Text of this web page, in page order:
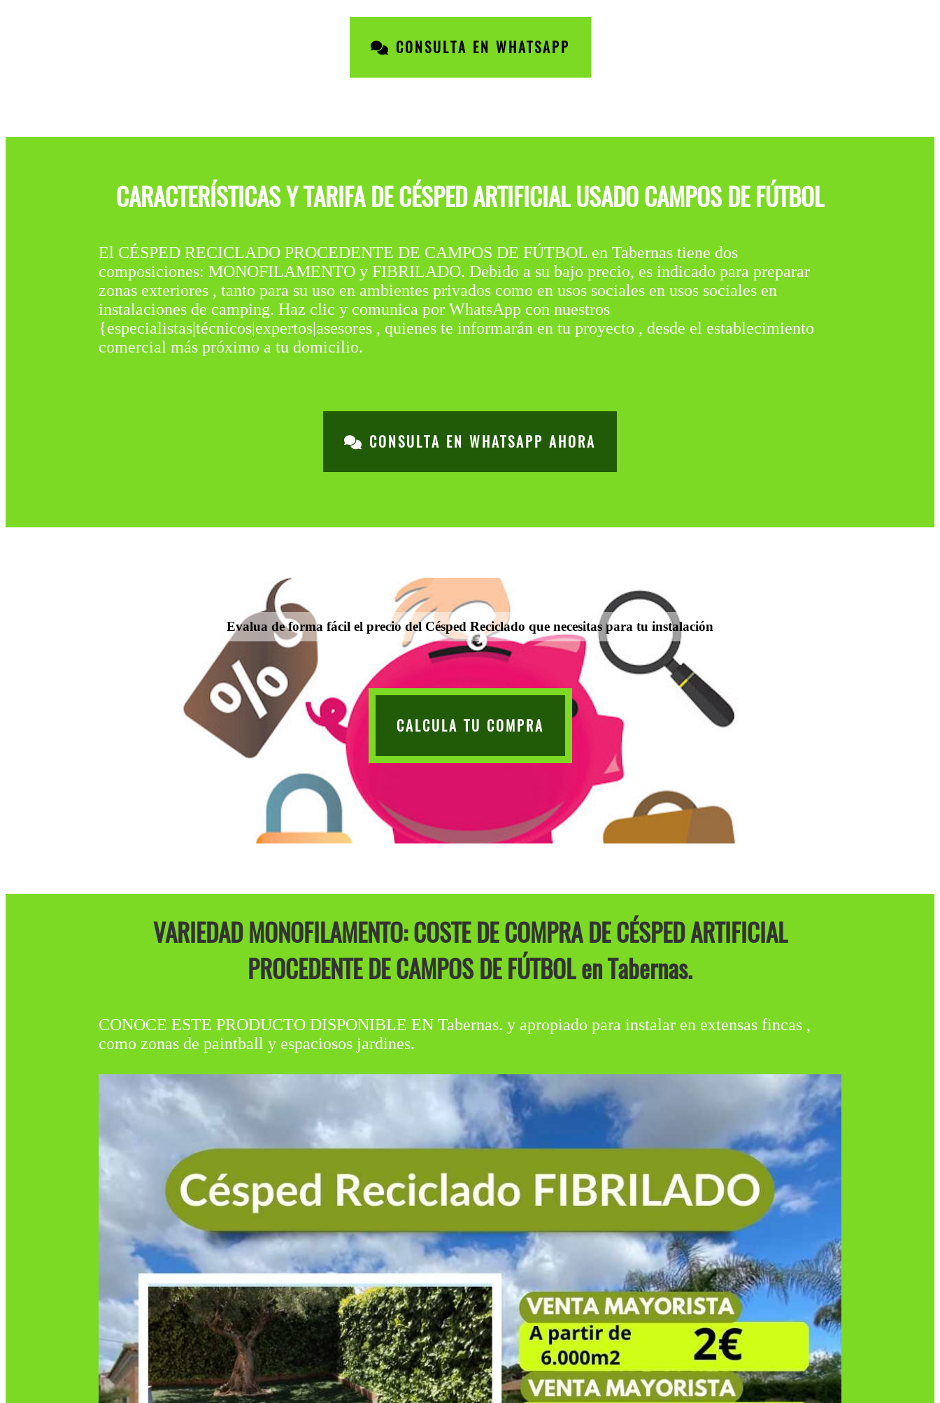
CONSULTA EN WHATSAPP
CARACTERÍSTICAS Y TARIFA DE CÉSPED ARTIFICIAL USADO CAMPOS DE FÚTBOL
El CÉSPED RECICLADO PROCEDENTE DE CAMPOS DE FÚTBOL en Tabernas tiene dos
composiciones: MONOFILAMENTO y FIBRILADO. Debido a su bajo precio, es indicado para preparar
zonas exteriores , tanto para su uso en ambientes privados como en usos sociales en usos sociales en
instalaciones de camping. Haz clic y comunica por WhatsApp con nuestros
{especialistas|técnicos|expertos|asesores , quienes te informarán en tu proyecto , desde el establecimiento
comercial más próximo a tu domicilio.
CONSULTA EN WHATSAPP AHORA
Evalua de forma fácil el precio del Césped Reciclado que necesitas para tu instalación
CALCULA TU COMPRA
VARIEDAD MONOFILAMENTO: COSTE DE COMPRA DE CÉSPED ARTIFICIAL
PROCEDENTE DE CAMPOS DE FÚTBOL en Tabernas.
CONOCE ESTE PRODUCTO DISPONIBLE EN Tabernas. y apropiado para instalar en extensas fincas ,
como zonas de paintball y espaciosos jardines.